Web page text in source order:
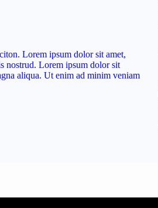
Lorem ipsum dolor sit amet,
nostrud. Lorem ipsum dolor sit
aliqua. Ut enim ad minim veniam